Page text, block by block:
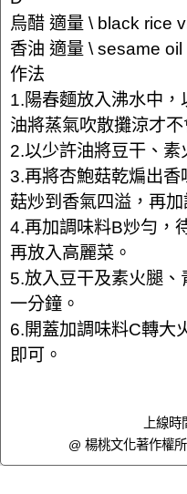
烏醋 適量 \ black rice
香油 適量 \ sesame oil
作法
1.陽春麵放入沸水中
油將蒸氣吹散攤涼才不
2.以少許油將豆干、素
3.再將杏鮑菇乾煸出
菇炒到香氣四溢，再
4.再加調味料B炒勻，
再放入高麗菜。
5.放入豆干及素火腿
一分鐘。
6.開蓋加調味料C轉大
即可。
上線
@ 楊桃文化著作權